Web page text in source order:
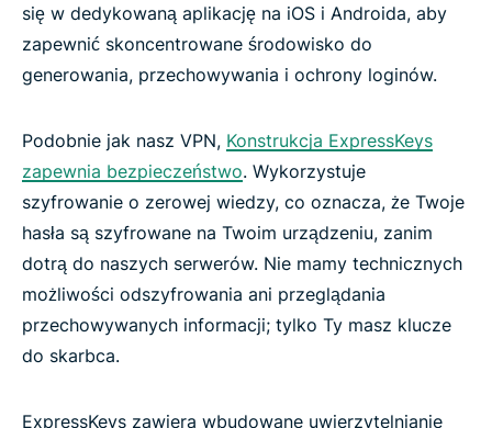
się w dedykowaną aplikację na iOS i Androida, aby
zapewnić skoncentrowane środowisko do
generowania, przechowywania i ochrony loginów.
Podobnie jak nasz VPN, Konstrukcja ExpressKeys
zapewnia bezpieczeństwo. Wykorzystuje
szyfrowanie o zerowej wiedzy, co oznacza, że Twoje
hasła są szyfrowane na Twoim urządzeniu, zanim
dotrą do naszych serwerów. Nie mamy technicznych
możliwości odszyfrowania ani przeglądania
przechowywanych informacji; tylko Ty masz klucze
do skarbca.
ExpressKeys zawiera wbudowane uwierzytelnianie